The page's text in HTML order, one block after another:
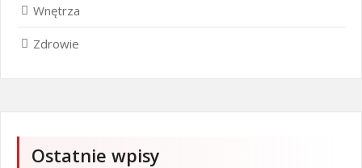
Wnętrza
Zdrowie
Ostatnie wpisy